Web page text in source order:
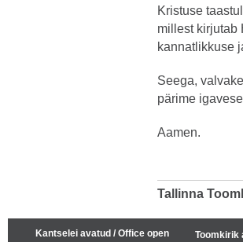
Kristuse
millest kirjutab
kannatlikkuse
Seega,
pärime
Aamen.
Tallinna
Kantselei avatud / Office open
Toomkirik